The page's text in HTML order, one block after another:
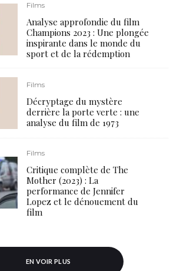
Films
Analyse approfondie du film
Champions 2023 : Une plongée
inspirante dans le monde du
sport et de la rédemption
Films
Décryptage du mystère
derrière la porte verte : une
analyse du film de 1973
Films
Critique complète de The
Mother (2023) : La
performance de Jennifer
Lopez et le dénouement du
film
EN VOIR PLUS